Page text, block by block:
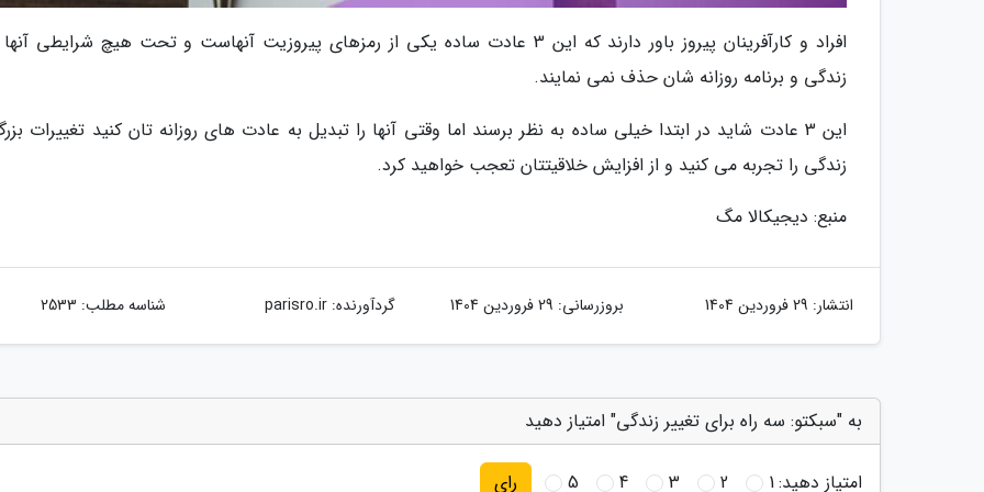
افراد و کارآفرینان پیروز باور دارند که این 3 عادت ساده یکی از رمزهای پیروزیت آنهاست و تحت هیچ شرایطی
زندگی و برنامه روزانه شان حذف نمی نمایند.
این 3 عادت شاید در ابتدا خیلی ساده به نظر برسند اما وقتی آنها را تبدیل به عادت های روزانه تان کنید تغییرات
زندگی را تجربه می کنید و از افزایش خلاقیتتان تعجب خواهید کرد.
منبع: دیجیکالا مگ
انتشار: 29 فروردین 1404 بروزرسانی: 29 فروردین 1404 گردآورنده:parisro.ir شناسه مطلب: 2533
به "سبکتو: سه راه برای تغییر زندگی" امتیاز دهید
امتیاز دهید:1
2
3
4
5 رای